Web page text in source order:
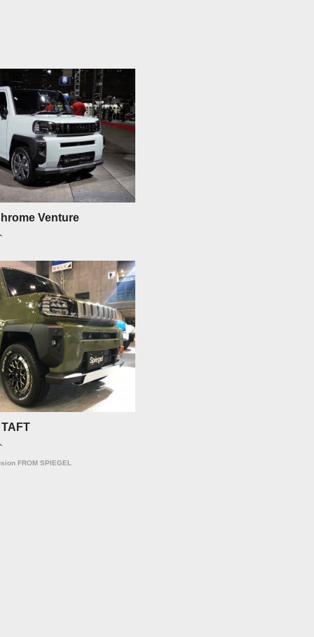
Venture
FROM SPIEGEL